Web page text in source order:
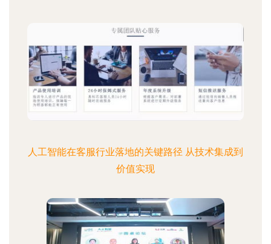
人工智能在客服行业落地的关键路径 从技术集成到
价值实现